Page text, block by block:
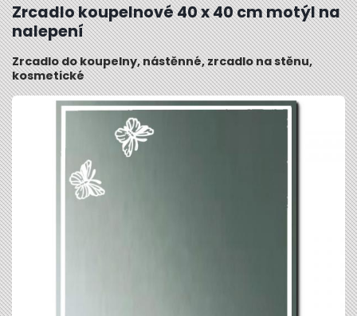
Zrcadlo koupelnové 40 x 40 cm motýl na
nalepení
Zrcadlo do koupelny, nástěnné, zrcadlo na stěnu,
kosmetické